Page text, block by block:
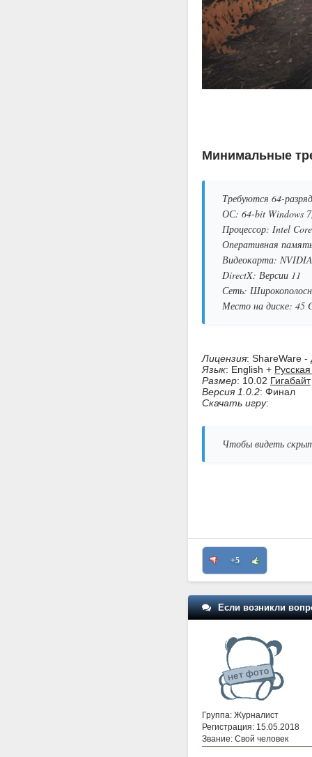
Минимальные
Требуются 64-
ОС: 64-bit Windows
Процессор: Intel
Оперативная
Видеокарта:
DirectX: Версии 11
Сеть:
Место на диске: 45
Лицензия: ShareWare -
Язык: English +
Размер: 10.02 Гигабайт
Версия 1.0.2: Финал
Скачать игру:
Чтобы видеть
+5
Если возникли
Группа: Журналист
Регистрация: 15.05.2018
Звание: Свой человек